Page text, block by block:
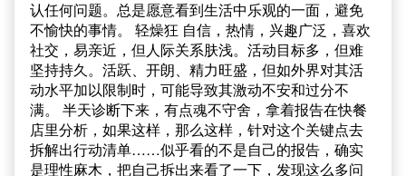
认任何问题。总是愿意看到生活中乐观的一面，避免
不愉快的事情。 轻燥狂 自信，热情，兴趣广泛，喜欢
社交，易亲近，但人际关系肤浅。活动目标多，但难
坚持持久。活跃、开朗、精力旺盛，但如外界对其活
动水平加以限制时，可能导致其激动不安和过分不
满。 半天诊断下来，有点魂不守舍，拿着报告在快餐
店里分析，如果这样，那么这样，针对这个关键点去
拆解出行动清单……似乎看的不是自己的报告，确实
是理性麻木，把自己拆出来看了一下，发现这么多问